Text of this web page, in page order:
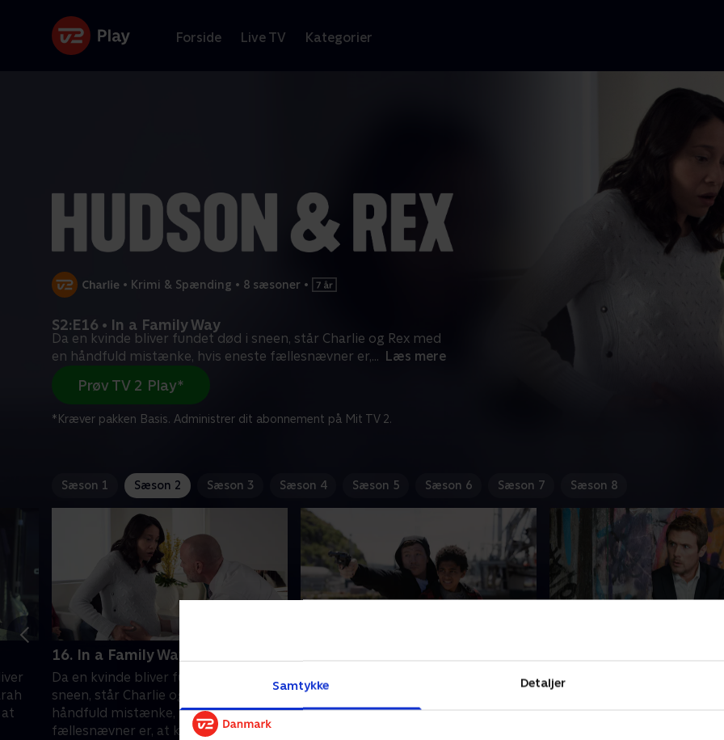
Samtykke Detaljer
Forside Live TV Kategorier
• Krimi & Spænding • 8 sæsoner •
S2:E16 • In a Family Way
Da en kvinde bliver fundet død i sneen, står Charlie og Rex med
en håndfuld mistænke, hvis eneste fællesnævner er,... Læs mere
Prøv TV 2 Play*
*Kræver pakken Basis. Administrer dit abonnement på Mit TV 2.
Sæson 1 Sæson 2 Sæson 3 Sæson 4 Sæson 5 Sæson 6 Sæson 7 Sæson 8
16. In a Family Way
Da en kvinde bliver fundet død i
sneen, står Charlie og Rex med en
håndfuld mistænke, hvis eneste
fællesnævner er, at kvinden mente, de
Charlie fortæller om sit og Rex' første
møde, og hvordan en farlig
kidnapning førte dem sammen for
En morder er på fri fod.